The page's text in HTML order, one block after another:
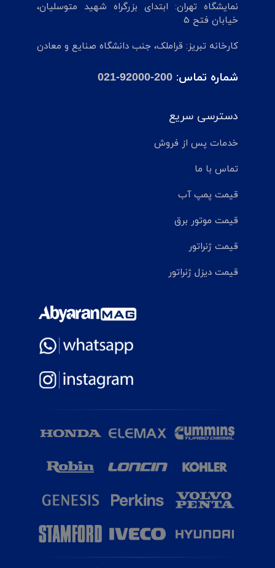
نمایشگاه تهران: ابتدای بزرگراه شهید متوسلیان،
خیابان فتح 5
کارخانه تبریز: قراملک، جنب دانشگاه صنایع و معادن
شماره تماس: 021-92000-200
دسترسی سریع
خدمات پس از فروش
تماس با ما
قیمت پمپ آب
قیمت موتور برق
قیمت ژنراتور
قیمت دیزل ژنراتور